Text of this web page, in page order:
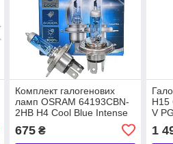
Комплект галогенових
ламп OSRAM 64193CBN-
2HB H4 Cool Blue Intense
Next Gen +100% 60/55W
12V P43t (2 шт)
675₴
H15
V
шт.)
1